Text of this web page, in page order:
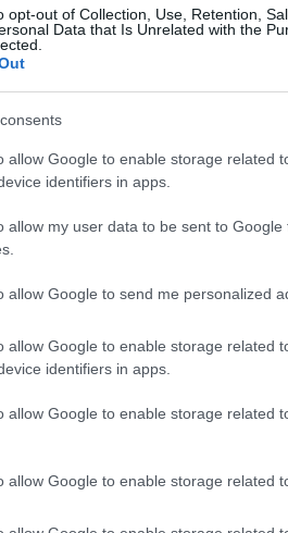
opt-out of Collection, Use, Retention,
Data that Is Unrelated with the
allow Google to enable storage related
identifiers in apps.
allow my user data to be sent to
allow Google to send me personalized
allow Google to enable storage related
identifiers in apps.
allow Google to enable storage related
allow Google to enable storage related
y las oportunidades que aquí